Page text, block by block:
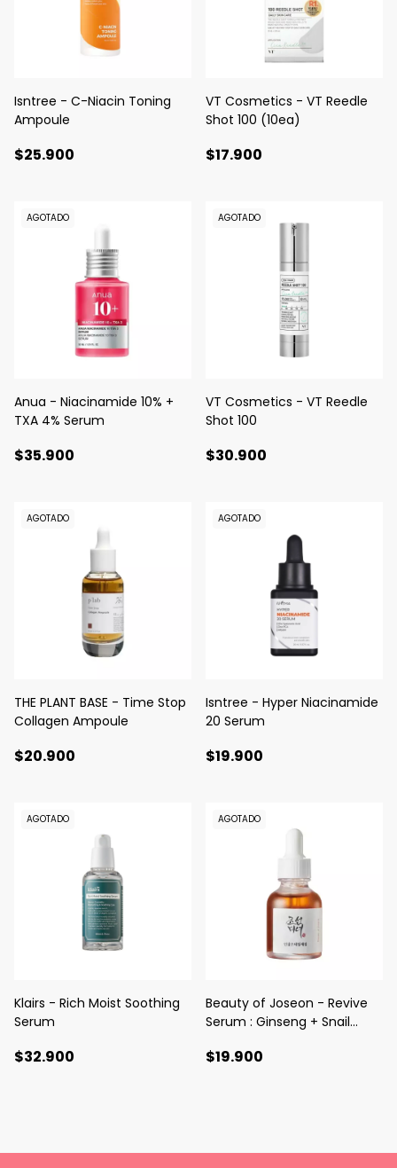
Isntree - C-Niacin Toning
Ampoule
$25.900
VT Cosmetics - VT Reedle
Shot 100 (10ea)
$17.900
AGOTADO
Anua - Niacinamide 10% +
TXA 4% Serum
$35.900
AGOTADO
VT Cosmetics - VT Reedle
Shot 100
$30.900
AGOTADO
THE PLANT BASE - Time Stop
Collagen Ampoule
$20.900
AGOTADO
Isntree - Hyper Niacinamide
20 Serum
$19.900
AGOTADO
Klairs - Rich Moist Soothing
Serum
$32.900
AGOTADO
Beauty of Joseon - Revive
Serum : Ginseng + Snail
$19.900